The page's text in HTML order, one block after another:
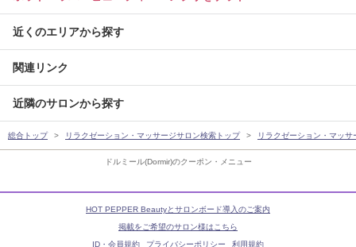
ドルミール(Dormir)のクーポン・メニュー
近くのエリアから探す
関連リンク
近隣のサロンから探す
総合トップ リラクゼーション・マッサージサロン検索トップ リラクゼーション・マッ
HOT PEPPER Beautyとサロンボード導入のご案内
掲載をご希望のサロン様はこちら
ID・会員規約
プライバシーポリシー 利用規約